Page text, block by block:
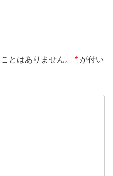
とはありません。 * が付い